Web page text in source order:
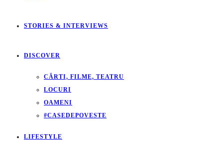
STORIES & INTERVIEWS
DISCOVER
CĂRTI, FILME, TEATRU
LOCURI
OAMENI
#CASEDEPOVESTE
LIFESTYLE